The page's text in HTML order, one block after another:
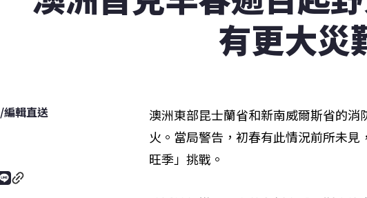
有更大災
/編輯直送
澳洲東部昆士蘭省和新南威爾斯省的
火。當局警告，初春有此情況前所未
旺季」挑戰。